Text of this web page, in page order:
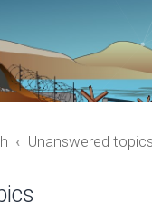
Unanswered topics